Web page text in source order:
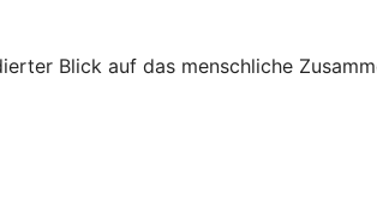
Blick auf das menschliche